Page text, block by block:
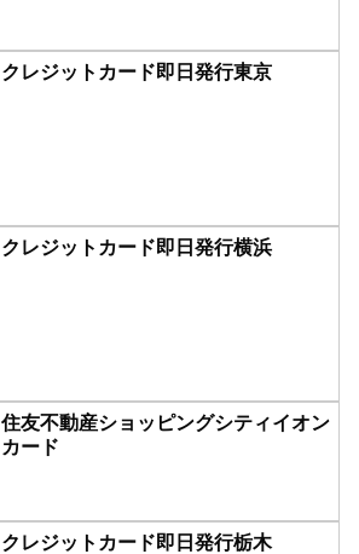
クレジットカード即日発行東京
クレジットカード即日発行横浜
住友不動産ショッピングシティイオン
カード
クレジットカード即日発行栃木